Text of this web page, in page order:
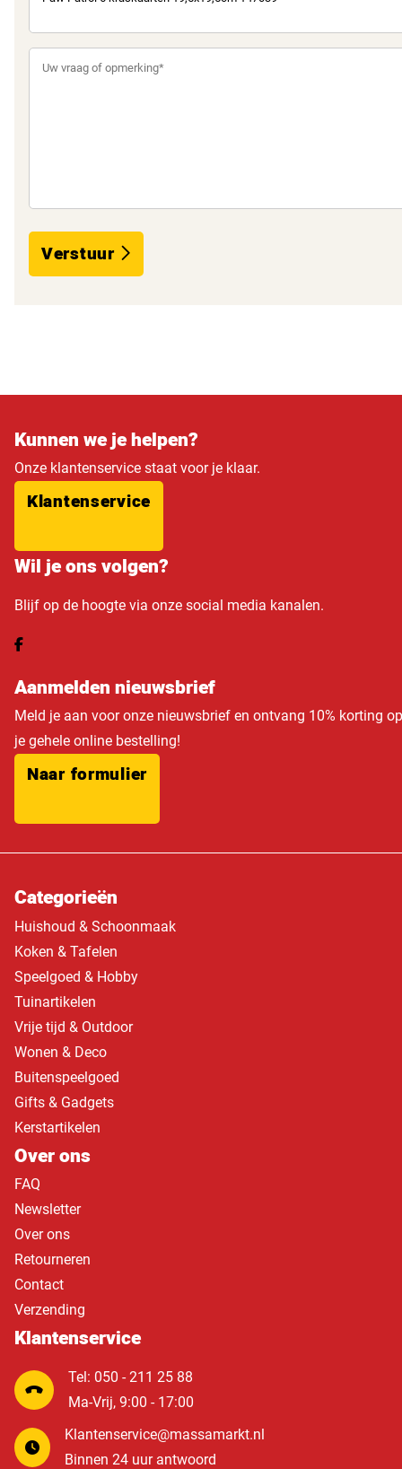
Verstuur
Kunnen we je helpen?
Onze klantenservice staat voor je klaar.
Klantenservice
Wil je ons volgen?
Blijf op de hoogte via onze social media kanalen.
Aanmelden nieuwsbrief
Meld je aan voor onze nieuwsbrief en ontvang 10% korting op
je gehele online bestelling!
Naar formulier
Categorieën
Huishoud & Schoonmaak
Koken & Tafelen
Speelgoed & Hobby
Tuinartikelen
Vrije tijd & Outdoor
Wonen & Deco
Buitenspeelgoed
Gifts & Gadgets
Kerstartikelen
Over ons
FAQ
Newsletter
Over ons
Retourneren
Contact
Verzending
Klantenservice
Tel: 050 - 211 25 88
Ma-Vrij, 9:00 - 17:00
Klantenservice@massamarkt.nl
Binnen 24 uur antwoord